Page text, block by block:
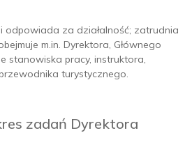
odpowiada za działalność; zatrudnia
m.in. Dyrektora, Głównego
stanowiska pracy, instruktora,
turystycznego.
zadań Dyrektora